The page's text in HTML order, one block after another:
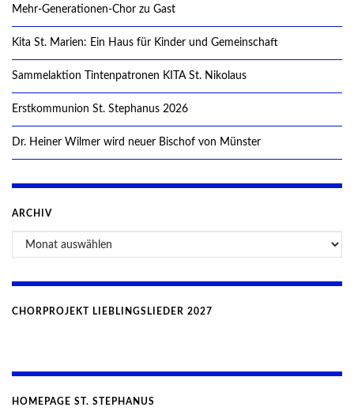
Mehr-Generationen-Chor zu Gast
Kita St. Marien: Ein Haus für Kinder und Gemeinschaft
Sammelaktion Tintenpatronen KITA St. Nikolaus
Erstkommunion St. Stephanus 2026
Dr. Heiner Wilmer wird neuer Bischof von Münster
ARCHIV
Archiv
CHORPROJEKT LIEBLINGSLIEDER 2027
HOMEPAGE ST. STEPHANUS